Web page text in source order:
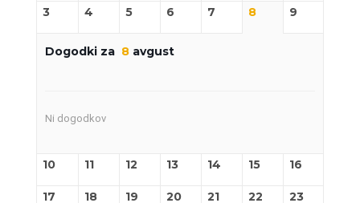
3 4 5 6 7 8 9
Dogodki za 8avgust
Ni dogodkov
10 11 12 13 14 15 16
17 18 19 20 21 22 23